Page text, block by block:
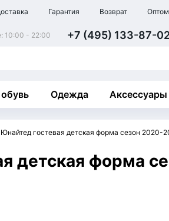
Гарантия Возврат Оптом
10:00 - 22:00 +7 (495) 133-87-
Одежда Аксессуары
гостевая детская форма сезон 2020-
детская форма